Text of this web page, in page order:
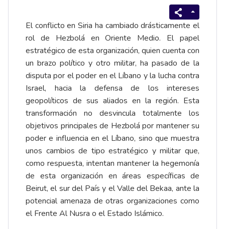
El conflicto en Siria ha cambiado drásticamente el
rol de Hezbolá en Oriente Medio. El papel
estratégico de esta organización, quien cuenta con
un brazo político y otro militar, ha pasado de la
disputa por el poder en el Líbano y la lucha contra
Israel, hacia la defensa de los intereses
geopolíticos de sus aliados en la región. Esta
transformación no desvincula totalmente los
objetivos principales de Hezbolá por mantener su
poder e influencia en el Líbano, sino que muestra
unos cambios de tipo estratégico y militar que,
como respuesta, intentan mantener la hegemonía
de esta organización en áreas específicas de
Beirut, el sur del País y el Valle del Bekaa, ante la
potencial amenaza de otras organizaciones como
el Frente Al Nusra o el Estado Islámico.